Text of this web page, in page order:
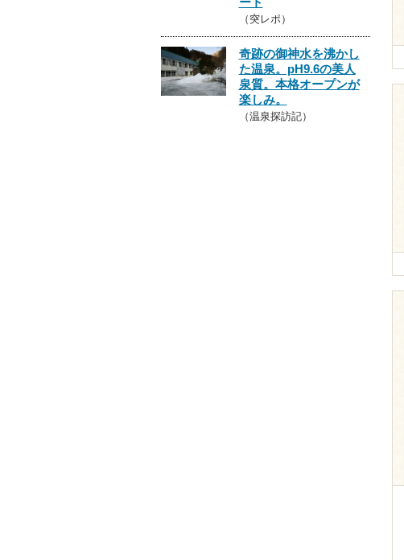
（突レポ）
奇跡の御神水を沸かし
た温泉。pH9.6の美人
泉質。本格オープンが
楽しみ。
（温泉探訪記）